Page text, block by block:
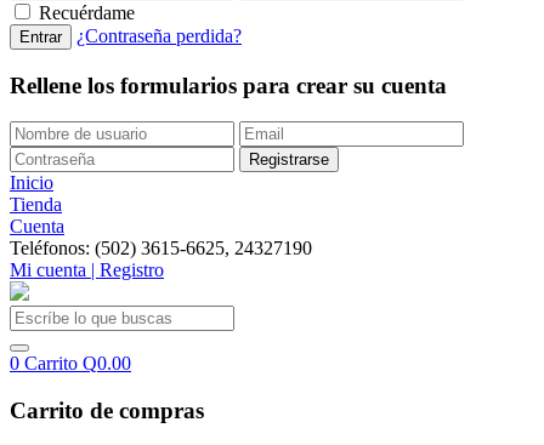
Recuérdame
¿Contraseña perdida?
Rellene los formularios para crear su cuenta
Inicio
Tienda
Cuenta
Teléfonos: (502) 3615-6625, 24327190
Mi cuenta | Registro
0 Carrito Q0.00
Carrito de compras